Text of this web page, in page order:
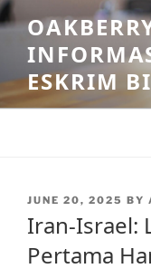
Skip
to
content
ESKRIM
POSTED
JUNE 20, 2025 BY
Iran-Israel:
Pertama